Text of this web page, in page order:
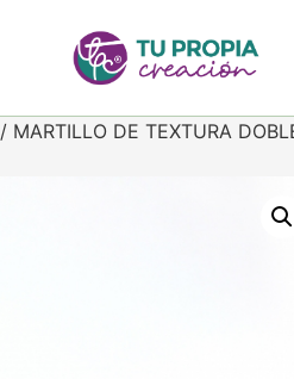
/ MARTILLO DE TEXTURA